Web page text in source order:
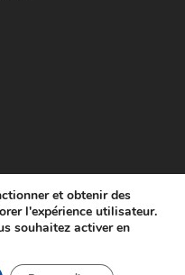
© www.tco.re -2026.
Mentions légales
et obtenir des
l'expérience utilisateur.
souhaitez activer en